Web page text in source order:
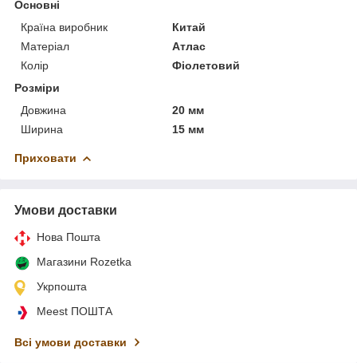
Основні
Країна виробник
Китай
Матеріал
Атлас
Колір
Фіолетовий
Розміри
Довжина
20 мм
Ширина
15 мм
Приховати
Умови доставки
Нова Пошта
Магазини Rozetka
Укрпошта
Meest ПОШТА
Всі умови доставки